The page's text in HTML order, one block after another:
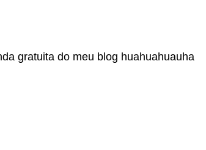
gratuita do meu blog huahuahuauha